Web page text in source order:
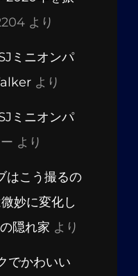
より
ミニオンパ
より
ミニオンパ
より
こう撮るの
妙に変化し
隠れ家 より
でかわいい